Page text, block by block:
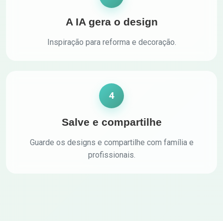
A IA gera o design
Inspiração para reforma e decoração.
4
Salve e compartilhe
Guarde os designs e compartilhe com família e
profissionais.